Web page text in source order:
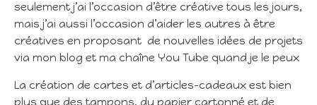
seulement j’ai l’occasion d’être créative tous les jours,
mais j’ai aussi l’occasion d’aider les autres à être
créatives en proposant de nouvelles idées de projets
via mon blog et ma chaîne You Tube quand je le peux
La création de cartes et d’articles-cadeaux est bien
plus que des tampons, du papier cartonné et de